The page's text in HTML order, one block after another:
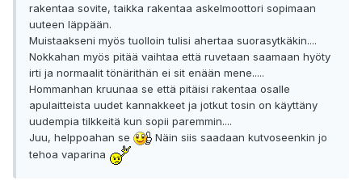
rakentaa sovite, taikka rakentaa askelmoottori sopimaan
uuteen läppään.
Muistaakseni myös tuolloin tulisi ahertaa suorasytkäkin....
Nokkahan myös pitää vaihtaa että ruvetaan saamaan hyöty
irti ja normaalit tönärithän ei sit enään mene.....
Hommanhan kruunaa se että pitäisi rakentaa osalle
apulaitteista uudet kannakkeet ja jotkut tosin on käyttäny
uudempia tilkkeitä kun sopii paremmin....
Juu, helppoahan se
Näin siis saadaan kutvoseenkin jo
tehoa vaparina